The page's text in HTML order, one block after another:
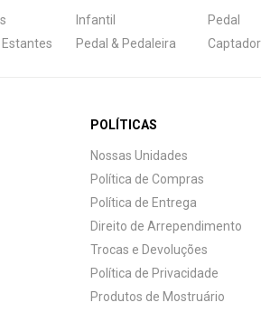
Infantil Pedal
Pedal & Pedaleira
POLÍTICAS
Nossas Unidades
Política de Compras
Política de Entrega
Direito de Arrependimento
Trocas e Devoluções
Política de Privacidade
Produtos de Mostruário